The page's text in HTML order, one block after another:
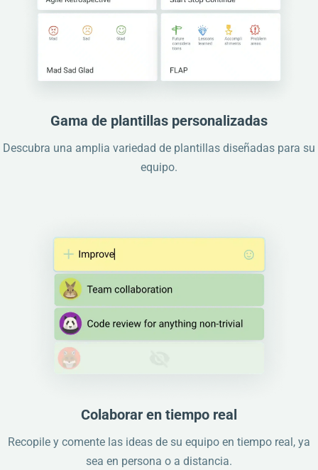
Gama de plantillas personalizadas
Descubra una amplia variedad de plantillas diseñadas para su
equipo.
Colaborar en tiempo real
Recopile y comente las ideas de su equipo en tiempo real, ya
sea en persona o a distancia.